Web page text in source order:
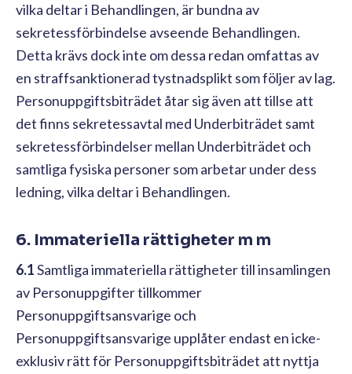
vilka deltar i Behandlingen, är bundna av
sekretessförbindelse avseende Behandlingen.
Detta krävs dock inte om dessa redan omfattas av
en straffsanktionerad tystnadsplikt som följer av lag.
Personuppgiftsbiträdet åtar sig även att tillse att
det finns sekretessavtal med Underbiträdet samt
sekretessförbindelser mellan Underbiträdet och
samtliga fysiska personer som arbetar under dess
ledning, vilka deltar i Behandlingen.
6. Immateriella rättigheter m m
6.1Samtliga immateriella rättigheter till insamlingen
av Personuppgifter tillkommer
Personuppgiftsansvarige och
Personuppgiftsansvarige upplåter endast en icke-
exklusiv rätt för Personuppgiftsbiträdet att nyttja